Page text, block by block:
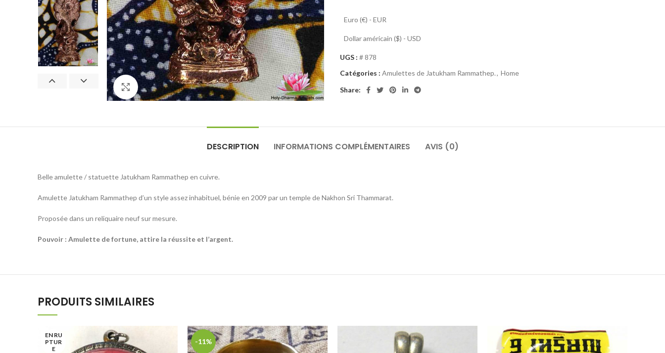
Agrandir
Euro (€) - EUR
Dollar américain ($) - USD
UGS : # 878
Catégories : Amulettes de Jatukham Rammathep., Home
Share:
DESCRIPTION INFORMATIONS COMPLÉMENTAIRES AVIS (0)
Belle amulette / statuette Jatukham Rammathep en cuivre.
Amulette Jatukham Rammathep d’un style assez inhabituel, bénie en 2009 par un temple de Nakhon Sri Thammarat.
Proposée dans un reliquaire neuf sur mesure.
Pouvoir : Amulette de fortune, attire la réussite et l’argent.
PRODUITS SIMILAIRES
EN RU
PTUR
E
-11%